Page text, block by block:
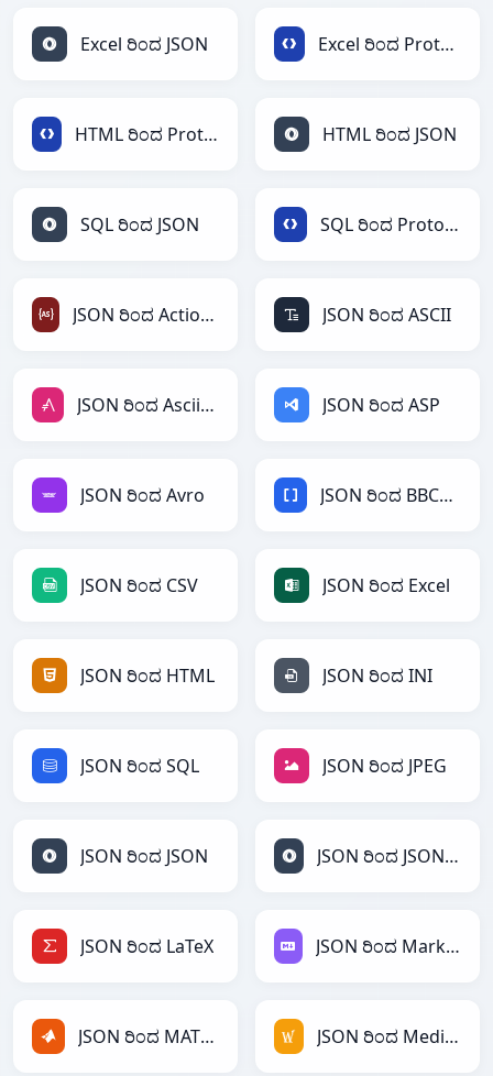
Excel ರಿಂದ JSON Excel ರಿಂದ Protobuf
HTML ರಿಂದ Protobuf HTML ರಿಂದ JSON
SQL ರಿಂದ JSON SQL ರಿಂದ Protobuf
JSON ರಿಂದ ActionScript JSON ರಿಂದ ASCII
JSON ರಿಂದ AsciiDoc JSON ರಿಂದ ASP
JSON ರಿಂದ Avro JSON ರಿಂದ BBCode
JSON ರಿಂದ CSV JSON ರಿಂದ Excel
JSON ರಿಂದ HTML JSON ರಿಂದ INI
JSON ರಿಂದ SQL JSON ರಿಂದ JPEG
JSON ರಿಂದ JSON JSON ರಿಂದ JSONLines
JSON ರಿಂದ LaTeX JSON ರಿಂದ Markdown
JSON ರಿಂದ MATLAB JSON ರಿಂದ MediaWiki